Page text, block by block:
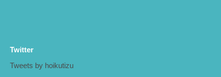
Twitter
Tweets by hoikutizu